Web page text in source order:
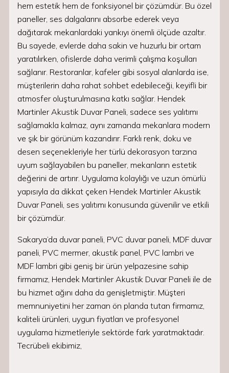
hem estetik hem de fonksiyonel bir çözümdür. Bu özel
paneller, ses dalgalarını absorbe ederek veya
dağıtarak mekanlardaki yankıyı önemli ölçüde azaltır.
Bu sayede, evlerde daha sakin ve huzurlu bir ortam
yaratılırken, ofislerde daha verimli çalışma koşulları
sağlanır. Restoranlar, kafeler gibi sosyal alanlarda ise,
müşterilerin daha rahat sohbet edebileceği, keyifli bir
atmosfer oluşturulmasına katkı sağlar. Hendek
Martinler Akustik Duvar Paneli, sadece ses yalıtımı
sağlamakla kalmaz, aynı zamanda mekanlara modern
ve şık bir görünüm kazandırır. Farklı renk, doku ve
desen seçenekleriyle her türlü dekorasyon tarzına
uyum sağlayabilen bu paneller, mekanların estetik
değerini de artırır. Uygulama kolaylığı ve uzun ömürlü
yapısıyla da dikkat çeken Hendek Martinler Akustik
Duvar Paneli, ses yalıtımı konusunda güvenilir ve etkili
bir çözümdür.
Sakarya’da duvar paneli, PVC duvar paneli, MDF duvar
paneli, PVC mermer, akustik panel, PVC lambri ve
MDF lambri gibi geniş bir ürün yelpazesine sahip
firmamız, Hendek Martinler Akustik Duvar Paneli ile de
bu hizmet ağını daha da genişletmiştir. Müşteri
memnuniyetini her zaman ön planda tutan firmamız,
kaliteli ürünleri, uygun fiyatları ve profesyonel
uygulama hizmetleriyle sektörde fark yaratmaktadır.
Tecrübeli ekibimiz,